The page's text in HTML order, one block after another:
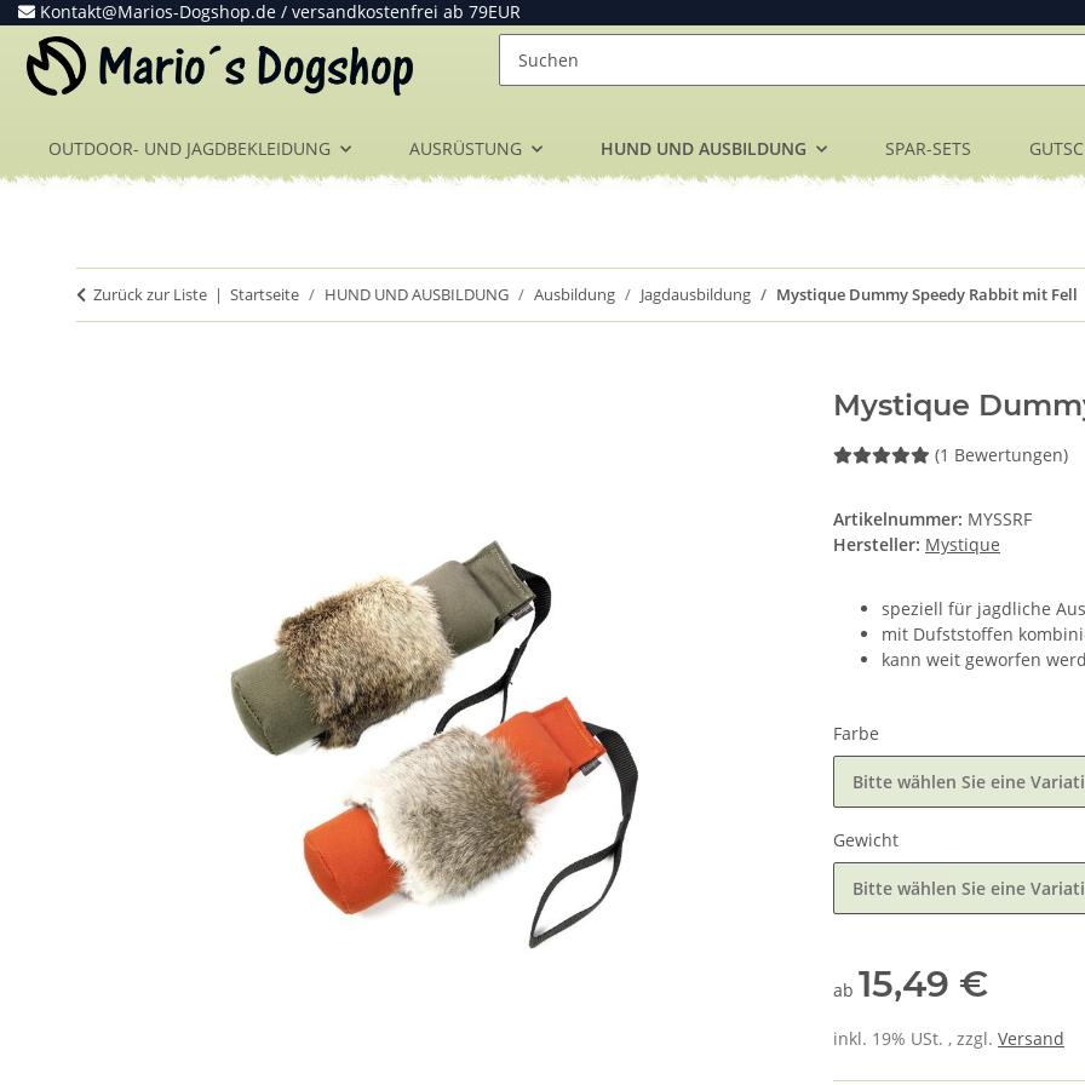
Kontakt@Marios-Dogshop.de / versandkostenfrei ab 79EUR
OUTDOOR- UND JAGDBEKLEIDUNG AUSRÜSTUNG HUND UND AUSBILDUNG SPAR-SETS
Zurück zur Liste Startseite HUND UND AUSBILDUNG Ausbildung Jagdausbildung Mystique Dummy Speedy Rabbit mit Fell
Mystique
(1 Bewertungen)
Artikelnummer: MYSSRF
Hersteller: Mystique
speziell für jagdliche
mit Dufststoffen
kann weit geworfen
Farbe
Bitte wählen Sie eine
Gewicht
Bitte wählen Sie eine
ab 15,49 €
inkl. 19% USt. , zzgl. Versand